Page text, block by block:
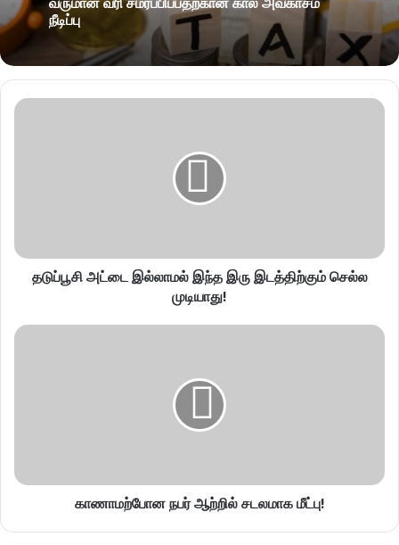
நீடிப்பு
தடுப்பூசி அட்டை இல்லாமல் இந்த இரு இடத்திற்கும் செல்ல
முடியாது!
காணாமற்போன நபர் ஆற்றில் சடலமாக மீட்பு!